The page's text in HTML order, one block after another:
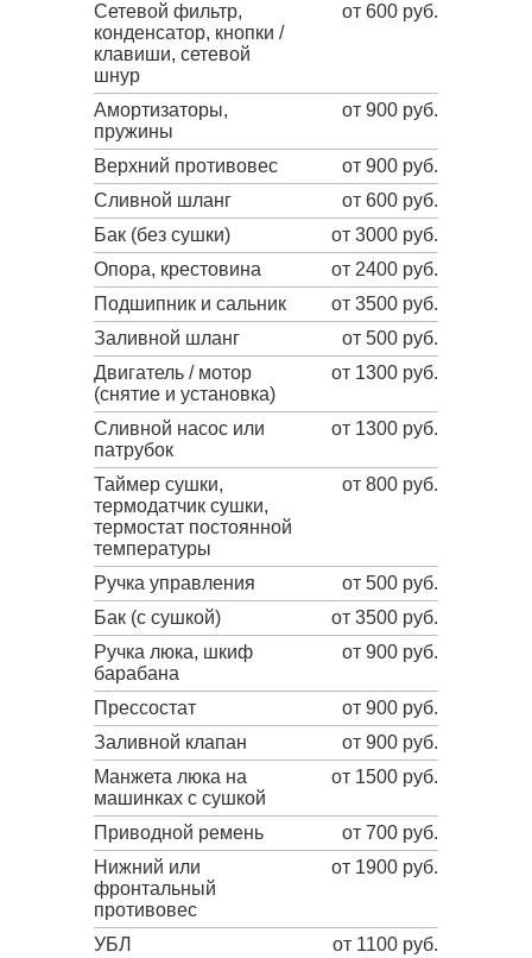
Сетевой фильтр,
конденсатор, кнопки /
клавиши, сетевой
шнур
от 600 руб.
Амортизаторы,
пружины
от 900 руб.
Верхний противовес
от 900 руб.
Сливной шланг
от 600 руб.
Бак (без сушки)
от 3000 руб.
Опора, крестовина
от 2400 руб.
Подшипник и сальник
от 3500 руб.
Заливной шланг
от 500 руб.
Двигатель / мотор
(снятие и установка)
от 1300 руб.
Сливной насос или
патрубок
от 1300 руб.
Таймер сушки,
термодатчик сушки,
термостат постоянной
температуры
от 800 руб.
Ручка управления
от 500 руб.
Бак (с сушкой)
от 3500 руб.
Ручка люка, шкиф
барабана
от 900 руб.
Прессостат
от 900 руб.
Заливной клапан
от 900 руб.
Манжета люка на
машинках с сушкой
от 1500 руб.
Приводной ремень
от 700 руб.
Нижний или
фронтальный
противовес
от 1900 руб.
УБЛ от 1100 руб.